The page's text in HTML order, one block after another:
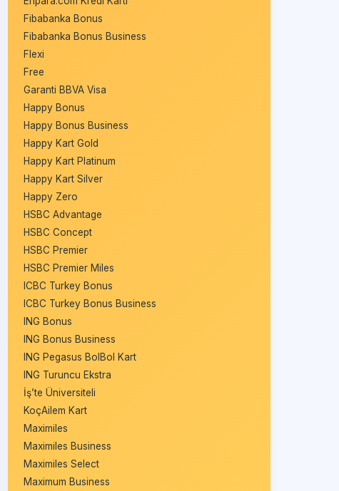
Fibabanka Bonus
Fibabanka Bonus Business
Flexi
Free
Garanti BBVA Visa
Happy Bonus
Happy Bonus Business
Happy Kart Gold
Happy Kart Platinum
Happy Kart Silver
Happy Zero
HSBC Advantage
HSBC Concept
HSBC Premier
HSBC Premier Miles
ICBC Turkey Bonus
ICBC Turkey Bonus Business
ING Bonus
ING Bonus Business
ING Pegasus BolBol Kart
ING Turuncu Ekstra
İş’te Üniversiteli
KoçAilem Kart
Maximiles
Maximiles Business
Maximiles Select
Maximum Business